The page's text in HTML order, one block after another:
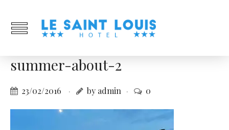
summer-about-2
23/02/2016 by admin 0